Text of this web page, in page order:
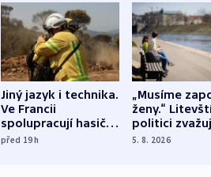
Jiný jazyk i technika.
Ve Francii
spolupracují hasiči z
různých zemí
před 19h
„Musíme
ženy.“
politici
dohodu o
5. 8. 2026